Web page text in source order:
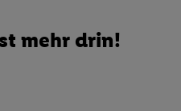
mehr drin!
Anzeige von